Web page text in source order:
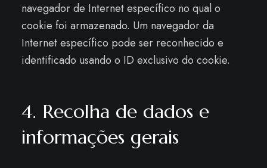
navegador de Internet específico no qual o
cookie foi armazenado. Um navegador da
Internet específico pode ser reconhecido e
identificado usando o ID exclusivo do cookie.
4. Recolha de dados e
informações gerais